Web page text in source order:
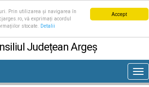
Accept
Prin utilizarea și navigarea în
vă exprimați acordul
stocate.
Detalii
Județean Argeș